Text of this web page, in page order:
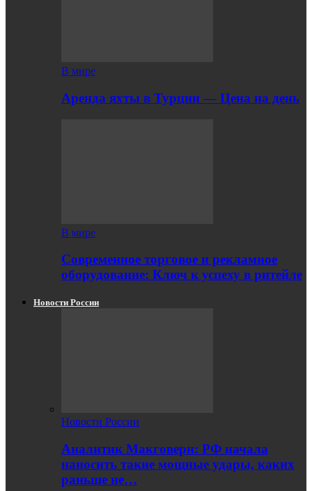
В мире
Аренда яхты в Турции — Цена на день
В мире
Современное торговое и рекламное
оборудование: Ключ к успеху в ритейле
Новости России
Новости России
Аналитик Макговерн: РФ начала
наносить такие мощные удары, каких
раньше не…